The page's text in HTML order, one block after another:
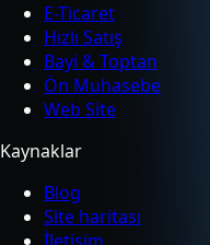
E-Ticaret
Hızlı Satış
Bayi & Toptan
Ön Muhasebe
Web Site
Kaynaklar
Blog
Site haritası